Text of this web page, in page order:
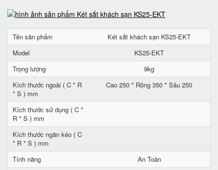
Tên sản phẩm
Két sắt khách sạn KS25-EKT
Model
KS25-EKT
Trọng lượng
9kg
Kích thước ngoài ( C * R
* S ) mm
Cao 250 * Rộng 350 * Sâu 250
Kích thước sử dụng ( C *
R * S ) mm
Kích thước ngăn kéo ( C
* R * S ) mm
Tính năng
An Toàn